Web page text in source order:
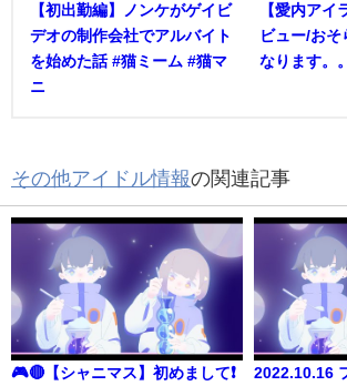
【初出勤編】ノンケがゲイビ
デオの制作会社でアルバイト
を始めた話 #猫ミーム #猫マ
ニ
【愛内アイ
ビュー/おそ
なります。
その他アイドル情報の関連記事
🎮🔴【シャニマス】初めまして❗️
2022.10.16